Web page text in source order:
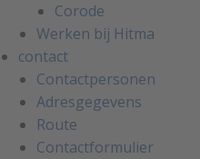
Corode
Werken bij Hitma
contact
Contactpersonen
Adresgegevens
Route
Contactformulier